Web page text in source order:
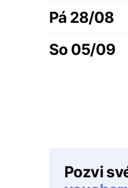
Pá 28/08
So 05/09
Pozvi